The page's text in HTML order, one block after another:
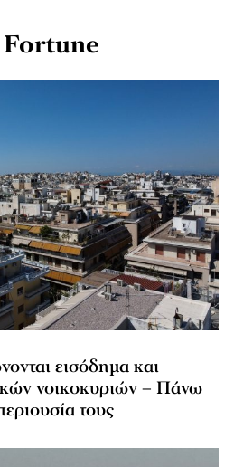
Fortune
εισόδημα και
νοικοκυριών – Πάνω
τους